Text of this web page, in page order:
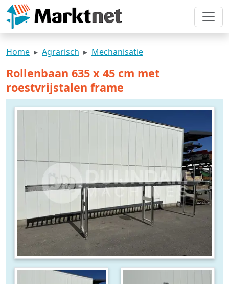
Home Agrarisch Mechanisatie
Rollenbaan 635 x 45 cm met
roestvrijstalen frame